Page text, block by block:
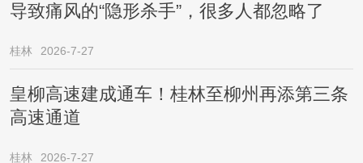
导致痛风的“隐形杀手”，很多人都忽略了
桂林 2026-7-27
皇柳高速建成通车！桂林至柳州再添第三条
高速通道
桂林 2026-7-27